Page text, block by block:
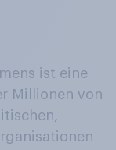
ist eine
Millionen von